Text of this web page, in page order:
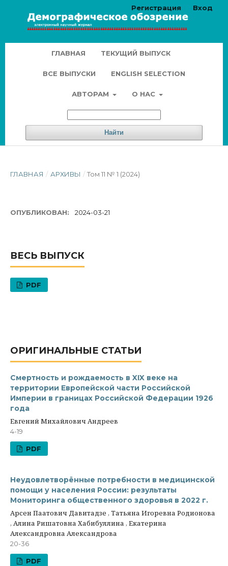
ГЛАВНАЯ ТЕКУЩИЙ ВЫПУСК
ВСЕ ВЫПУСКИ ENGLISH SELECTION
АВТОРАМ О НАС
Найти
Регистрация Вход
ГЛАВНАЯ / АРХИВЫ / Том 11 № 1 (2024)
ОПУБЛИКОВАН: 2024-03-21
ВЕСЬ ВЫПУСК
PDF
ОРИГИНАЛЬНЫЕ СТАТЬИ
Смертность и рождаемость в XIX веке на
территории Европейской части Российской
Империи в границах Российской Федерации 1926
года
Евгений Михайлович Андреев
4-19
PDF
Неудовлетворённые потребности в медицинской
помощи у населения России: результаты
Мониторинга общественного здоровья в 2022 г.
Арсен Паатович Давитадзе , Татьяна Игоревна Родионова
, Алина Ришатовна Хабибуллина , Екатерина
Александровна Александрова
20-36
PDF